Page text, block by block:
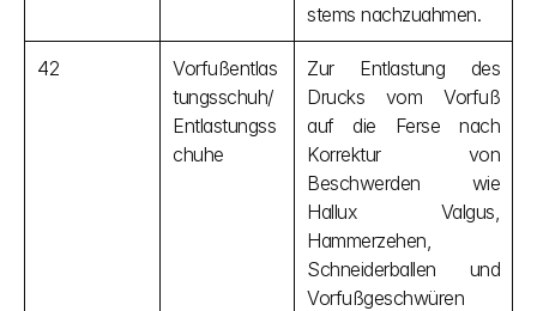
stems nachzuahmen.
42
Vorfußentlas
tungsschuh/
Entlastungss
chuhe
Zur Entlastung des
Drucks vom Vorfuß
auf die Ferse nach
Korrektur von
Beschwerden wie
Hallux Valgus,
Hammerzehen,
Schneiderballen und
Vorfußgeschwüren